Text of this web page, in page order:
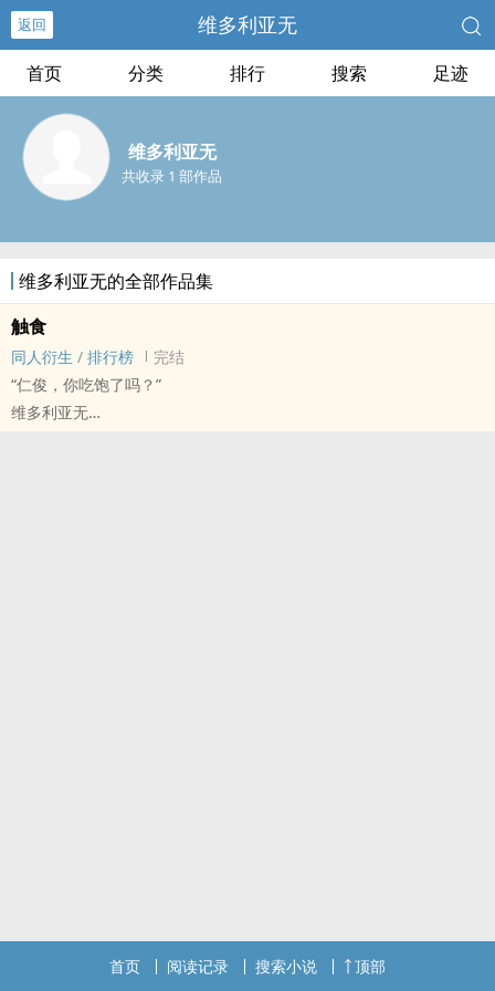
返回 维多利亚无
首页 分类 排行 搜索 足迹
维多利亚无
共收录 1 部作品
维多利亚无的全部作品集
触食
同人衍生 / 排行榜
完结
“仁俊，你吃饱了吗？”
维多利亚无
首页 阅读记录 搜索小说 顶部